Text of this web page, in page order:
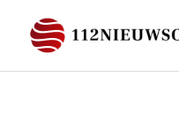
naar
de